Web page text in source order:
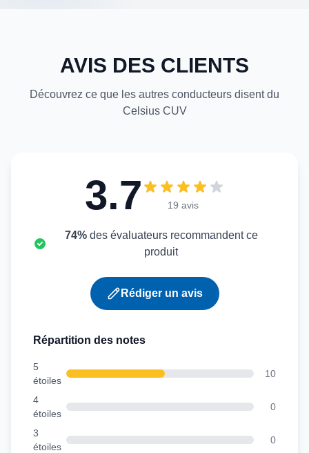
AVIS DES CLIENTS
Découvrez ce que les autres conducteurs disent du
Celsius CUV
3.7 19 avis
74%des évaluateurs recommandent ce
produit
Rédiger un avis
Répartition des notes
5
étoiles
10
4
étoiles
0
3
étoiles
0